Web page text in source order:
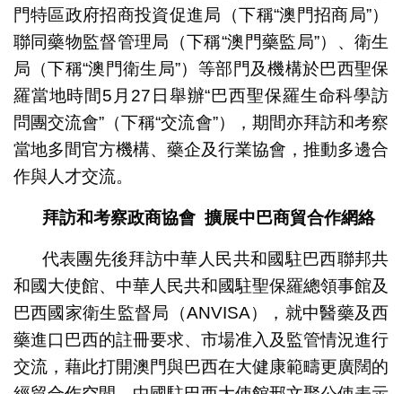
門特區政府招商投資促進局（下稱“澳門招商局”）
聯同藥物監督管理局（下稱“澳門藥監局”）、衛生
局（下稱“澳門衛生局”）等部門及機構於巴西聖保
羅當地時間5月27日舉辦“巴西聖保羅生命科學訪
問團交流會”（下稱“交流會”），期間亦拜訪和考察
當地多間官方機構、藥企及行業協會，推動多邊合
作與人才交流。
拜訪和考察政商協會 擴展中巴商貿合作網絡
代表團先後拜訪中華人民共和國駐巴西聯邦共
和國大使館、中華人民共和國駐聖保羅總領事館及
巴西國家衛生監督局（ANVISA），就中醫藥及西
藥進口巴西的註冊要求、市場准入及監管情況進行
交流，藉此打開澳門與巴西在大健康範疇更廣闊的